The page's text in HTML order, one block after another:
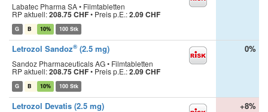
Labatec Pharma SA • Filmtabletten
RP aktuell:208.75 CHF• Preis p.E.:2.09 CHF
G B 10% 100 Stk
Letrozol Sandoz® (2.5 mg)
Sandoz Pharmaceuticals AG • Filmtabletten
RP aktuell:208.75 CHF• Preis p.E.:2.09 CHF
G B 10% 100 Stk
0%
Letrozol Devatis (2.5 mg) +8%